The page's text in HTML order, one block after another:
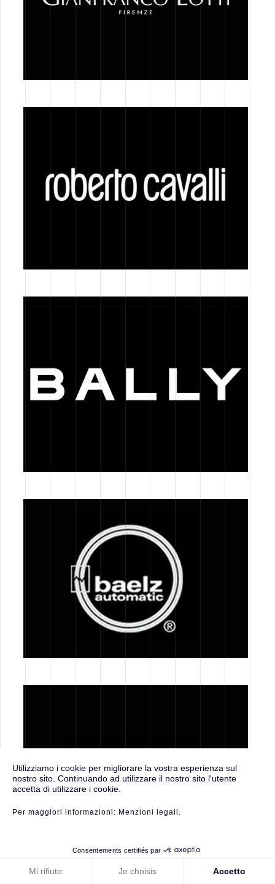
Utilizziamo i cookie per migliorare la vostra esperienza sul
nostro sito. Continuando ad utilizzare il nostro sito l'utente
accetta di utilizzare i cookie.
Per maggiori informazioni: Menzioni legali
Consentements certifiés par
Mi rifiuto Je choisis Accetto